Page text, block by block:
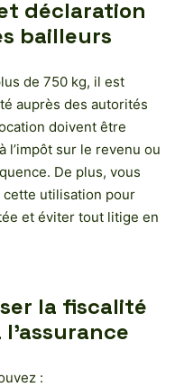
déclaration
bailleurs
de 750 kg, il est
auprès des autorités
doivent être
l’impôt sur le revenu ou
De plus, vous
utilisation pour
et éviter tout litige en
la fiscalité
: